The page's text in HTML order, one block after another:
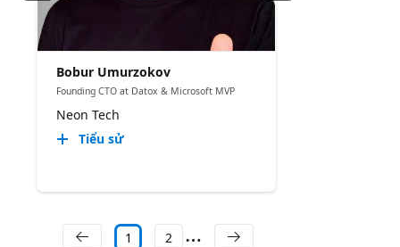
Bobur Umurzokov
Founding CTO at Datox & Microsoft MVP
Neon Tech
Tiểu sử
1 2